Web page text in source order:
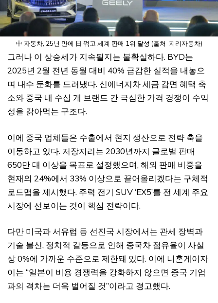
中 자동차, 25년 만에 日 꺾고 세계 판매 1위 달성 (출처-지리자동차)
그러나 이 상승세가 지속될지는 불확실하다. BYD는
2025년 2월 전년 동월 대비 40% 급감한 실적을 내놓으
며 내수 둔화를 드러냈다. 신에너지차 세금 감면 혜택 축
소와 중국 내 수십 개 브랜드 간 극심한 가격 경쟁이 수익
성을 갉아먹는 구조다.
이에 중국 업체들은 수출에서 현지 생산으로 전략 축을
이동하고 있다. 저장지리는 2030년까지 글로벌 판매
650만 대 이상을 목표로 설정했으며, 해외 판매 비중을
현재의 24%에서 33% 이상으로 끌어올리겠다는 구체적
로드맵을 제시했다. 주력 전기 SUV ‘EX5’를 전 세계 주요
시장에 선보이는 것이 핵심 전략이다.
다만 미국과 서유럽 등 선진국 시장에서는 관세 장벽과
기술 불신, 정치적 갈등으로 인해 중국차 점유율이 사실
상 0%에 가까운 수준으로 제한돼 있다. 이에 니혼게이자
이는 “일본이 비용 경쟁력을 강화하지 않으면 중국 기업
과의 격차는 더욱 벌어질 것”이라고 경고했다.